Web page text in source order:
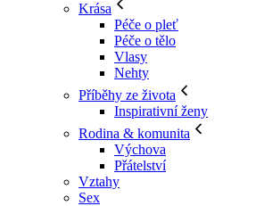
Krása
Péče o pleť
Péče o tělo
Vlasy
Nehty
Příběhy ze života
Inspirativní ženy
Rodina & komunita
Výchova
Přátelství
Vztahy
Sex